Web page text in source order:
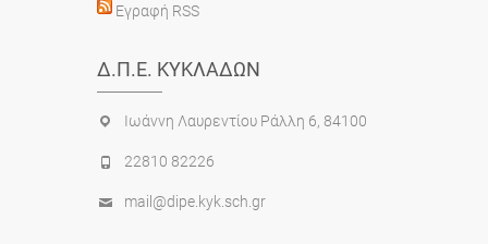
Εγραφή RSS
Δ.Π.Ε. ΚΥΚΛΆΔΩΝ
Ιωάννη Λαυρεντίου Ράλλη 6, 84100
22810 82226
mail@dipe.kyk.sch.gr